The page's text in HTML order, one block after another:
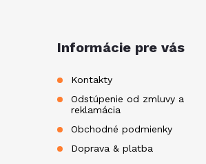
Informácie pre vás
Kontakty
Odstúpenie od zmluvy a
reklamácia
Obchodné podmienky
Doprava & platba